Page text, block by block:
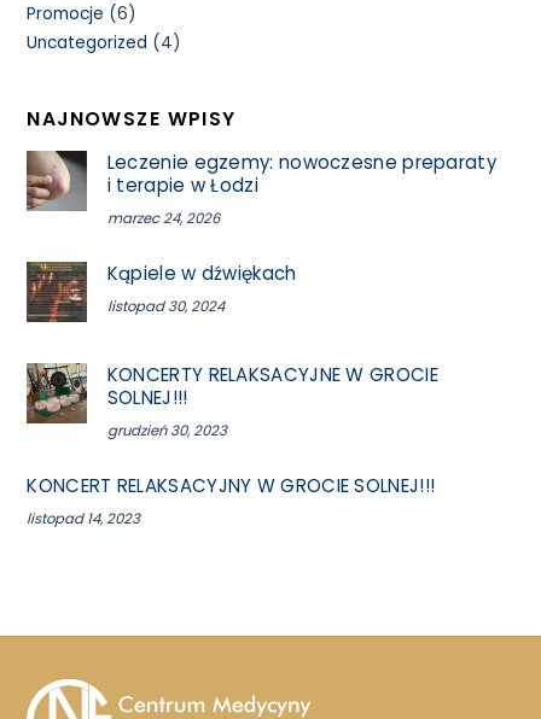
Promocje (6)
Uncategorized (4)
NAJNOWSZE WPISY
Leczenie egzemy: nowoczesne preparaty
i terapie w Łodzi
marzec 24, 2026
Kąpiele w dźwiękach
listopad 30, 2024
KONCERTY RELAKSACYJNE W GROCIE
SOLNEJ!!!
grudzień 30, 2023
KONCERT RELAKSACYJNY W GROCIE SOLNEJ!!!
listopad 14, 2023